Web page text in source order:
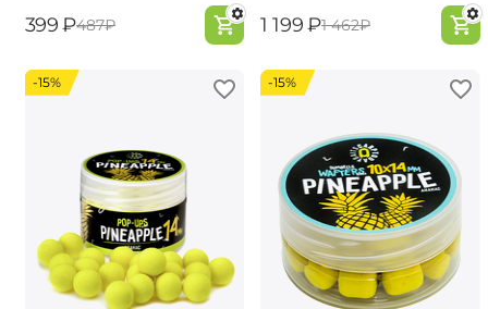
‍399‍ ₽‍487‍₽ ‍1 199‍₽‍1 462‍₽
-15% -15%